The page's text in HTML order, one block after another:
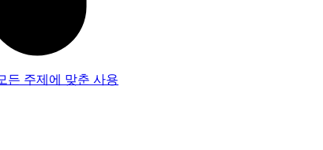
든 주제에 맞춘 사용